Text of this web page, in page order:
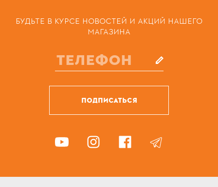
БУДЬТЕ В КУРСЕ НОВОСТЕЙ И АКЦИЙ НАШЕГО
МАГАЗИНА
ПОДПИСАТЬСЯ